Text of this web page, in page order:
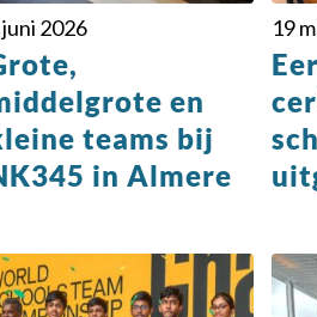
juni 2026
en
teams bij
in Almere
19